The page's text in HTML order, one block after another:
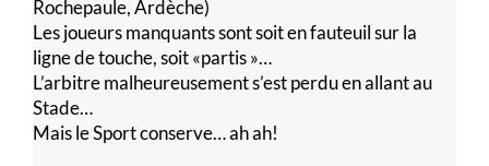
Rochepaule, Ardèche)
Les joueurs manquants sont soit en fauteuil sur la
ligne de touche, soit «partis »…
L’arbitre malheureusement s’est perdu en allant au
Stade…
Mais le Sport conserve… ah ah!